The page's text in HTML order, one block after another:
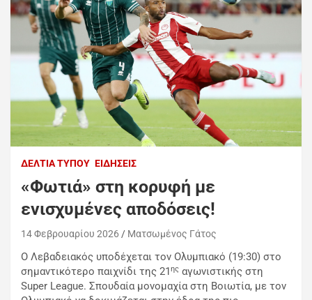
ΔΕΛΤΊΑ ΤΎΠΟΥ ΕΙΔΉΣΕΙΣ
«Φωτιά» στη κορυφή με
ενισχυμένες αποδόσεις!
14 Φεβρουαρίου 2026 Ματσωμένος Γάτος
Ο Λεβαδειακός υποδέχεται τον Ολυμπιακό (19:30) στο
σημαντικότερο παιχνίδι της 21 ης αγωνιστικής στη
Super League. Σπουδαία μονομαχία στη Βοιωτία, με τον